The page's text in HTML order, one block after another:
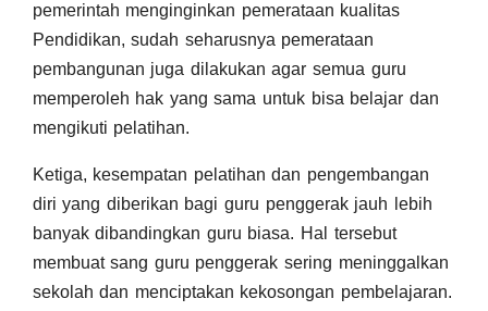
pemerintah menginginkan pemerataan kualitas
Pendidikan, sudah seharusnya pemerataan
pembangunan juga dilakukan agar semua guru
memperoleh hak yang sama untuk bisa belajar dan
mengikuti pelatihan.
Ketiga, kesempatan pelatihan dan pengembangan
diri yang diberikan bagi guru penggerak jauh lebih
banyak dibandingkan guru biasa. Hal tersebut
membuat sang guru penggerak sering meninggalkan
sekolah dan menciptakan kekosongan pembelajaran.